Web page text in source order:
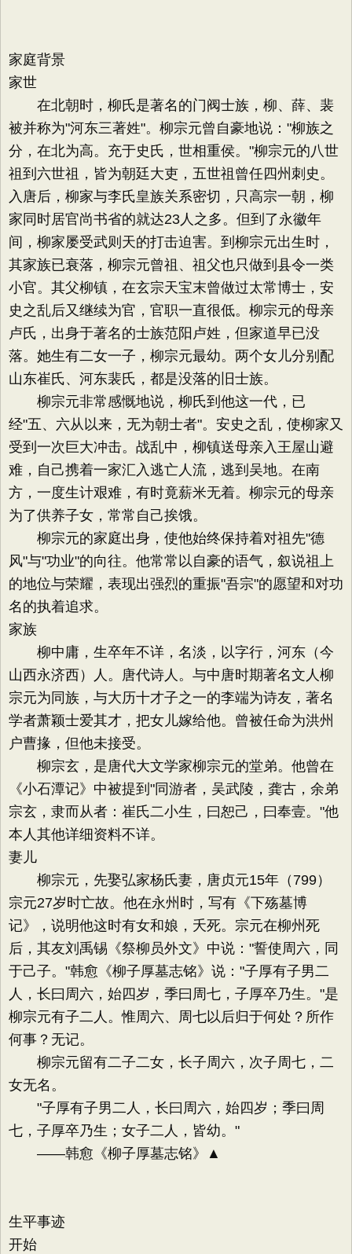
家庭背景
家世
在北朝时，柳氏是著名的门阀士族，柳、薛、裴
被并称为"河东三著姓"。柳宗元曾自豪地说："柳族之
分，在北为高。充于史氏，世相重侯。"柳宗元的八世
祖到六世祖，皆为朝廷大吏，五世祖曾任四州刺史。
入唐后，柳家与李氏皇族关系密切，只高宗一朝，柳
家同时居官尚书省的就达23人之多。但到了永徽年
间，柳家屡受武则天的打击迫害。到柳宗元出生时，
其家族已衰落，柳宗元曾祖、祖父也只做到县令一类
小官。其父柳镇，在玄宗天宝末曾做过太常博士，安
史之乱后又继续为官，官职一直很低。柳宗元的母亲
卢氏，出身于著名的士族范阳卢姓，但家道早已没
落。她生有二女一子，柳宗元最幼。两个女儿分别配
山东崔氏、河东裴氏，都是没落的旧士族。
柳宗元非常感慨地说，柳氏到他这一代，已
经"五、六从以来，无为朝士者"。安史之乱，使柳家又
受到一次巨大冲击。战乱中，柳镇送母亲入王屋山避
难，自己携着一家汇入逃亡人流，逃到吴地。在南
方，一度生计艰难，有时竟薪米无着。柳宗元的母亲
为了供养子女，常常自己挨饿。
柳宗元的家庭出身，使他始终保持着对祖先"德
风"与"功业"的向往。他常常以自豪的语气，叙说祖上
的地位与荣耀，表现出强烈的重振"吾宗"的愿望和对功
名的执着追求。
家族
柳中庸，生卒年不详，名淡，以字行，河东（今
山西永济西）人。唐代诗人。与中唐时期著名文人柳
宗元为同族，与大历十才子之一的李端为诗友，著名
学者萧颖士爱其才，把女儿嫁给他。曾被任命为洪州
户曹掾，但他未接受。
柳宗玄，是唐代大文学家柳宗元的堂弟。他曾在
《小石潭记》中被提到"同游者，吴武陵，龚古，余弟
宗玄，隶而从者：崔氏二小生，曰恕己，曰奉壹。"他
本人其他详细资料不详。
妻儿
柳宗元，先娶弘家杨氏妻，唐贞元15年（799）
宗元27岁时亡故。他在永州时，写有《下殇墓博
记》，说明他这时有女和娘，夭死。宗元在柳州死
后，其友刘禹锡《祭柳员外文》中说："誓使周六，同
于己子。"韩愈《柳子厚墓志铭》说："子厚有子男二
人，长曰周六，始四岁，季曰周七，子厚卒乃生。"是
柳宗元有子二人。惟周六、周七以后归于何处？所作
何事？无记。
柳宗元留有二子二女，长子周六，次子周七，二
女无名。
"子厚有子男二人，长曰周六，始四岁；季曰周
七，子厚卒乃生；女子二人，皆幼。"
——韩愈《柳子厚墓志铭》▲
生平事迹
开始